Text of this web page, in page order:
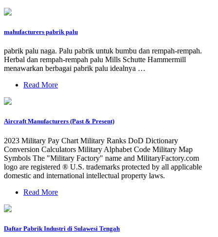
mahufacturers pabrik palu
pabrik palu naga. Palu pabrik untuk bumbu dan rempah-rempah.
Herbal dan rempah-rempah palu Mills Schutte Hammermill
menawarkan berbagai pabrik palu idealnya …
Read More
Aircraft Manufacturers (Past & Present)
2023 Military Pay Chart Military Ranks DoD Dictionary
Conversion Calculators Military Alphabet Code Military Map
Symbols The "Military Factory" name and MilitaryFactory.com
logo are registered ® U.S. trademarks protected by all applicable
domestic and international intellectual property laws.
Read More
Daftar Pabrik Industri di Sulawesi Tengah